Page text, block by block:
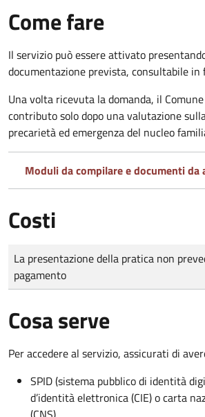
Come fare
Il servizio può essere attivato
documentazione prevista, consultabile in
Una volta ricevuta la domanda, il
contributo solo dopo una valutazione
precarietà ed emergenza del nucleo
Moduli da compilare e documenti da
Costi
Tipo di pagamento
Importo
La presentazione della pratica non
pagamento
Cosa serve
Per accedere al servizio, assicurati di
SPID (sistema pubblico di identità
d’identità elettronica (CIE) o carta